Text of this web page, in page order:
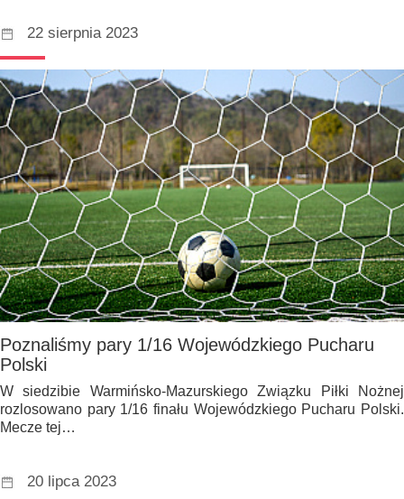
22 sierpnia 2023
Poznaliśmy pary 1/16 Wojewódzkiego Pucharu
Polski
W siedzibie Warmińsko-Mazurskiego Związku Piłki Nożnej
rozlosowano pary 1/16 finału Wojewódzkiego Pucharu Polski.
Mecze tej…
20 lipca 2023